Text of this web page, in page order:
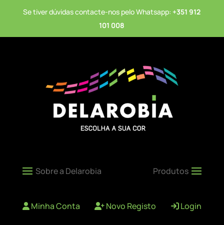
Se tiver dúvidas contacte-nos pelo Whatsapp: +351 912
101 008
Minha Conta Novo Registo Login